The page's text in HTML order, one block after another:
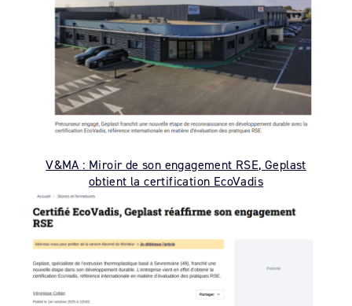
V&MA : Miroir de son engagement RSE, Geplast
obtient la certification EcoVadis